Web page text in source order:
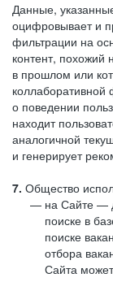
Данные,
оцифровывает и
фильтрации на
контент, похожий
в прошлом или
о поведении
находит
аналогичной
и генерирует
7. Общество
на Сайте —
поиске в
поиске
отбора
Сайта